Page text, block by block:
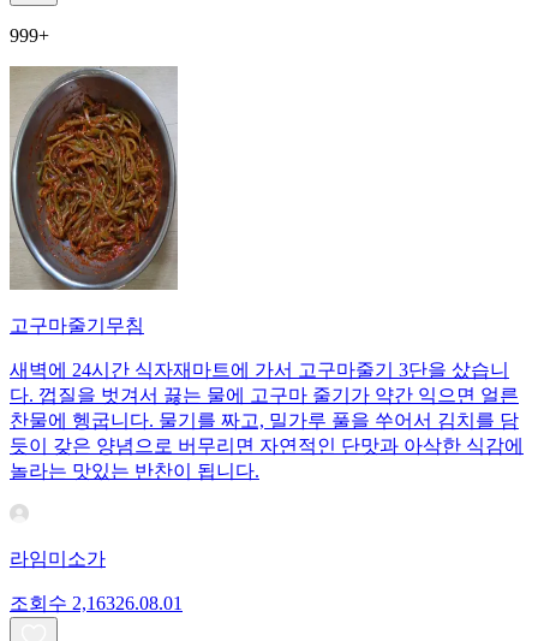
999+
고구마줄기무침
새벽에 24시간 식자재마트에 가서 고구마줄기 3단을 샀습니
다. 껍질을 벗겨서 끓는 물에 고구마 줄기가 약간 익으면 얼른
찬물에 헹굽니다. 물기를 짜고, 밀가루 풀을 쑤어서 김치를 담
듯이 갖은 양념으로 버무리면 자연적인 단맛과 아삭한 식감에
놀라는 맛있는 반찬이 됩니다.
라임미소가
조회수 2,16326.08.01